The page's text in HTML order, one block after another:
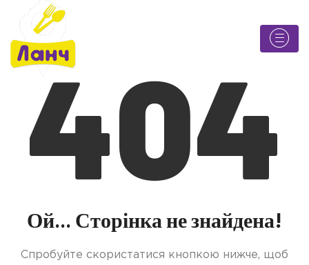
404
Ой... Сторінка не знайдена!
Спробуйте скористатися кнопкою нижче, щоб